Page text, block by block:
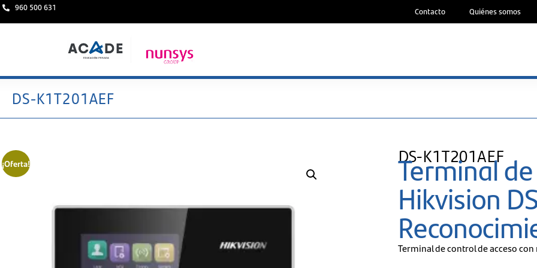
960 500 631 Contacto Quiénes somos
DS-K1T201AEF
¡Oferta! DS-K1T201AEF
Terminal
Hikvision
Terminal de control de acceso